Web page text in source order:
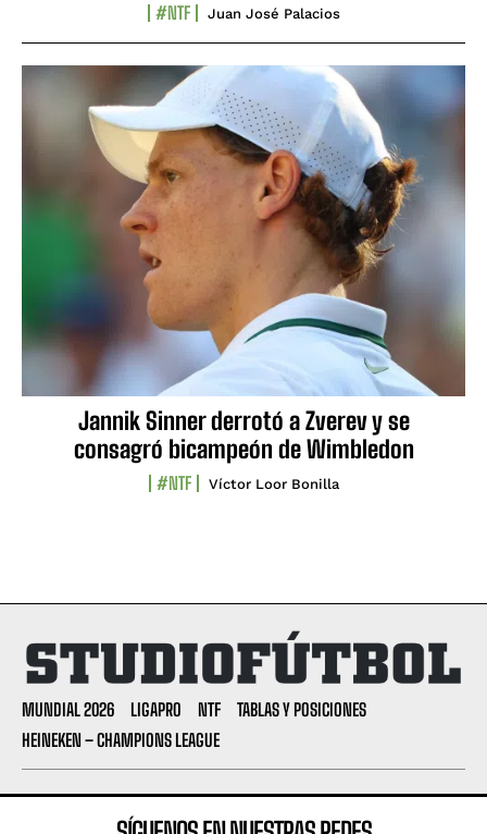
#NTF Juan José Palacios
Jannik Sinner derrotó a Zverev y se
consagró bicampeón de Wimbledon
#NTF Víctor Loor Bonilla
MUNDIAL 2026 LIGAPRO NTF
TABLAS Y POSICIONES
HEINEKEN – CHAMPIONS LEAGUE